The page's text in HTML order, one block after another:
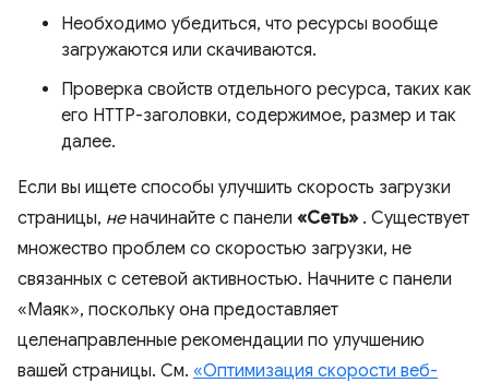
Необходимо убедиться, что ресурсы вообще
загружаются или скачиваются.
Проверка свойств отдельного ресурса, таких как
его HTTP-заголовки, содержимое, размер и так
далее.
Если вы ищете способы улучшить скорость загрузки
страницы, неначинайте с панели «Сеть» . Существует
множество проблем со скоростью загрузки, не
связанных с сетевой активностью. Начните с панели
«Маяк», поскольку она предоставляет
целенаправленные рекомендации по улучшению
вашей страницы. См. «Оптимизация скорости веб-